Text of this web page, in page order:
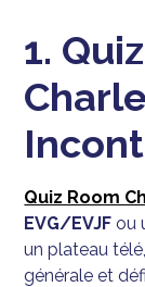
1.
Quiz Room
EVG/EVJF ou
un plateau
générale et